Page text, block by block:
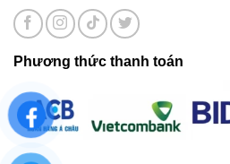
Phương thức thanh toán